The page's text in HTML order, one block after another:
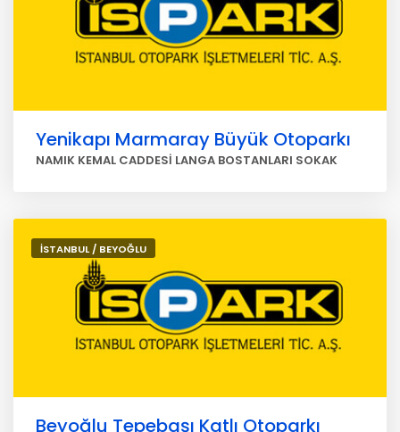
Yenikapı Marmaray Büyük Otoparkı
NAMIK KEMAL CADDESİ LANGA BOSTANLARI SOKAK
İSTANBUL / BEYOĞLU
Beyoğlu Tepebaşı Katlı Otoparkı